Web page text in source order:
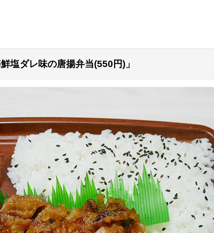
塩ダレ味の唐揚弁当(550円)」